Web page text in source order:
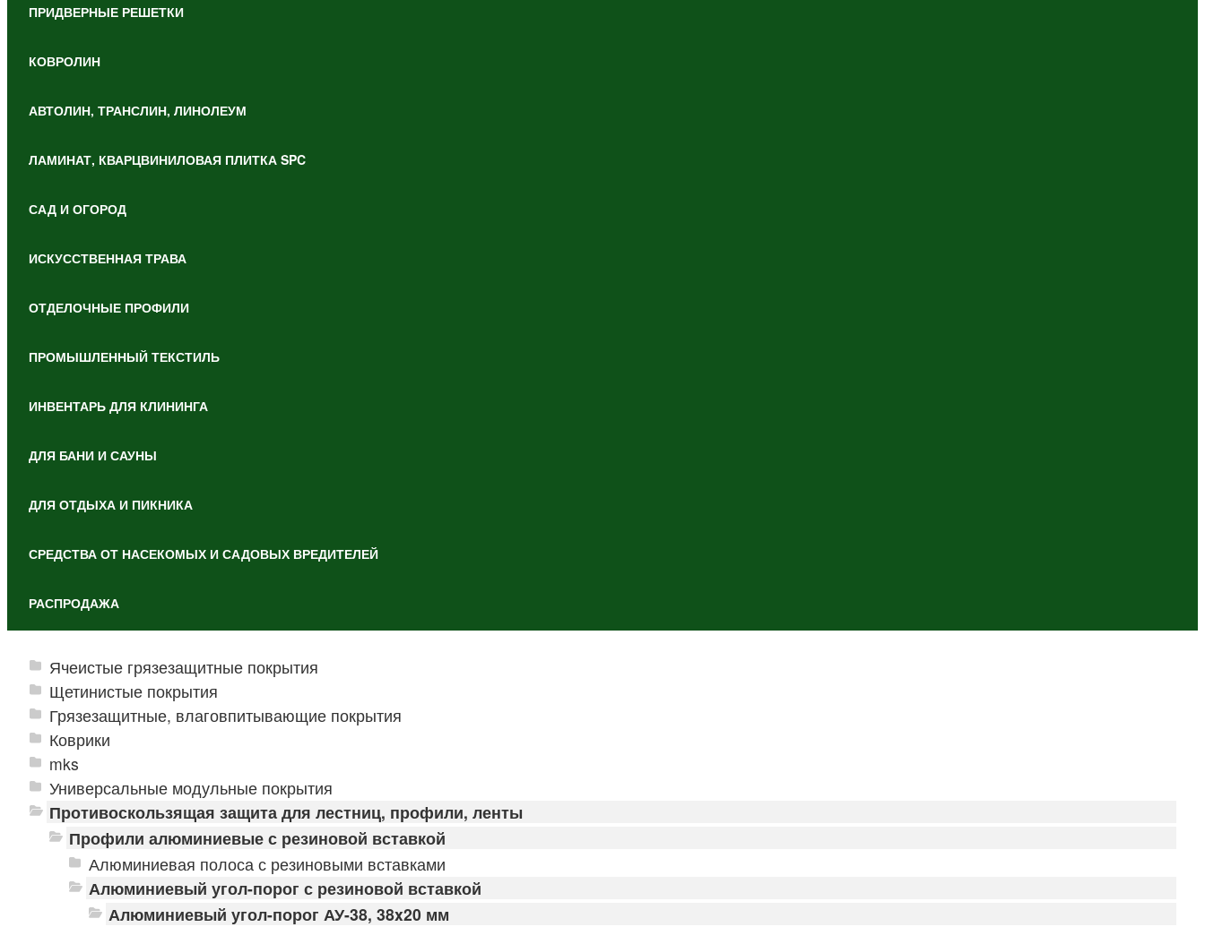
ПРИДВЕРНЫЕ РЕШЕТКИ
КОВРОЛИН
АВТОЛИН, ТРАНСЛИН, ЛИНОЛЕУМ
ЛАМИНАТ, КВАРЦВИНИЛОВАЯ ПЛИТКА SPC
САД И ОГОРОД
ИСКУССТВЕННАЯ ТРАВА
ОТДЕЛОЧНЫЕ ПРОФИЛИ
ПРОМЫШЛЕННЫЙ ТЕКСТИЛЬ
ИНВЕНТАРЬ ДЛЯ КЛИНИНГА
ДЛЯ БАНИ И САУНЫ
ДЛЯ ОТДЫХА И ПИКНИКА
СРЕДСТВА ОТ НАСЕКОМЫХ И САДОВЫХ ВРЕДИТЕЛЕЙ
РАСПРОДАЖА
Ячеистые грязезащитные покрытия
Щетинистые покрытия
Грязезащитные, влаговпитывающие покрытия
Коврики
mks
Универсальные модульные покрытия
Противоскользящая защита для лестниц, профили, ленты
Профили алюминиевые с резиновой вставкой
Алюминиевая полоса с резиновыми вставками
Алюминиевый угол-порог с резиновой вставкой
Алюминиевый угол-порог АУ-38, 38x20 мм